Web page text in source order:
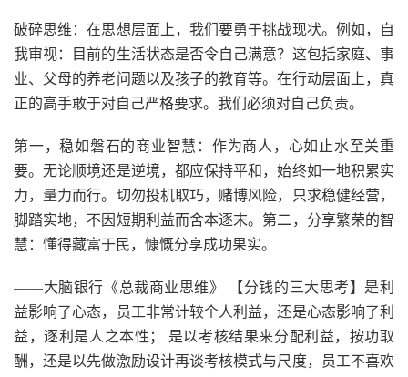
破碎思维：在思想层面上，我们要勇于挑战现状。例如，自
我审视：目前的生活状态是否令自己满意？这包括家庭、事
业、父母的养老问题以及孩子的教育等。在行动层面上，真
正的高手敢于对自己严格要求。我们必须对自己负责。
第一，稳如磐石的商业智慧：作为商人，心如止水至关重
要。无论顺境还是逆境，都应保持平和，始终如一地积累实
力，量力而行。切勿投机取巧，赌博风险，只求稳健经营，
脚踏实地，不因短期利益而舍本逐末。第二，分享繁荣的智
慧：懂得藏富于民，慷慨分享成功果实。
——大脑银行《总裁商业思维》 【分钱的三大思考】是利
益影响了心态，员工非常计较个人利益，还是心态影响了利
益，逐利是人之本性； 是以考核结果来分配利益，按功取
酬，还是以先做激励设计再谈考核模式与尺度，员工不喜欢